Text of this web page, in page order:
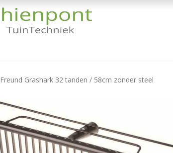
Freund Grashark 32 tanden / 58cm zonder steel